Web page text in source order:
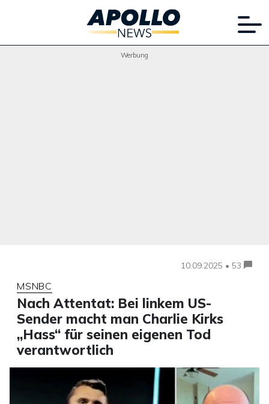
Werbung
10.09.2025 • 53
MSNBC
Nach Attentat: Bei linkem US-
Sender macht man Charlie Kirks
„Hass“ für seinen eigenen Tod
verantwortlich